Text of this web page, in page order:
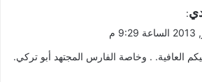
:
العافية. . وخاصة الفارس المجتهد أبو تركي.